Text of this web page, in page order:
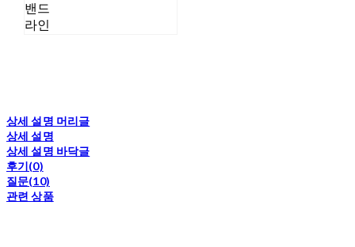
밴드
라인
상세 설명 머리글
상세 설명
상세 설명 바닥글
후기(0)
질문(10)
관련 상품